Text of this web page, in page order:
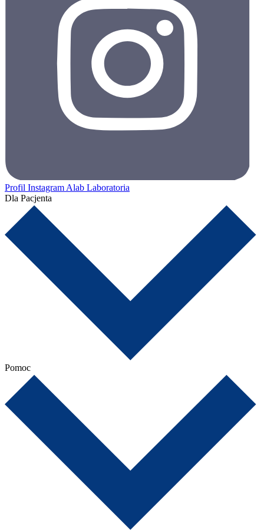
Profil Instagram Alab Laboratoria
Dla Pacjenta
Pomoc